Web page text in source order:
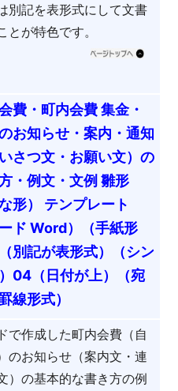
別記を表形式にして文書
が特色です。
費・町内会費 集金・
お知らせ・案内・通知
いさつ文・お願い文）の
・例文・文例 雛形
な形） テンプレート
ード Word）（手紙形
別記が表形式）（シン
04（日付が上）（宛
線形式）
で作成した町内会費（自
のお知らせ（案内文・連
）の基本的な書き方の例